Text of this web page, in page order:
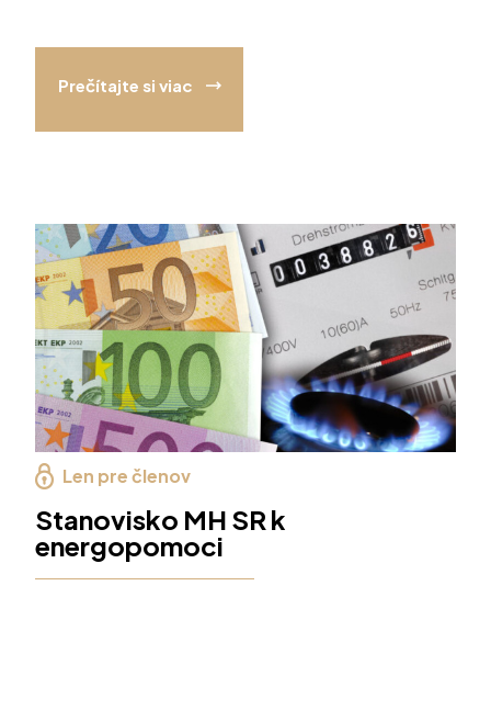
Prečítajte si viac
Len pre členov
Stanovisko MH SR k
energopomoci